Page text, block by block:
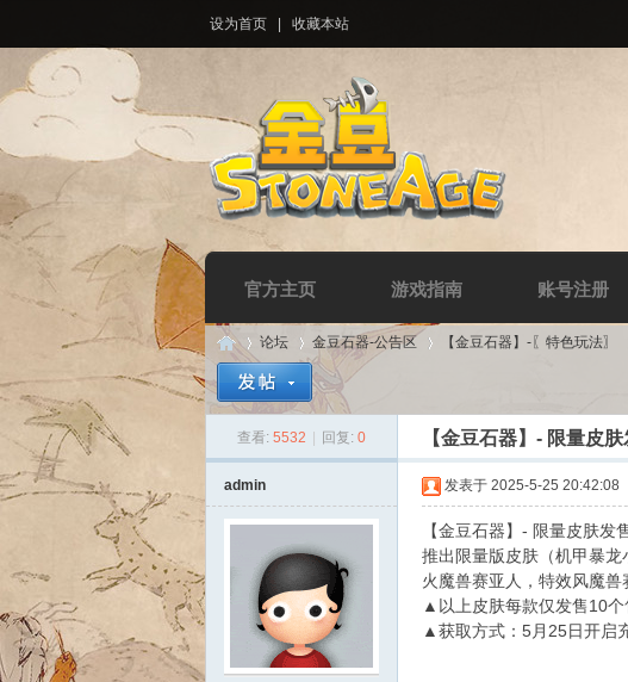
设为首页 收藏本站
官方主页 游戏指南 账号注册
»
论坛
›
金豆石器-公告区 【金豆石器】-〖特色玩法〗
›
查看: 5532 回复: 0 【金豆石器】- 限量皮
admin 发表于 2025-5-25 20:42:08
【金豆石器】- 限量皮肤发
推出限量版皮肤（机甲暴
火魔兽赛亚人，特效风魔兽
▲以上皮肤每款仅发售10个
▲获取方式：5月25日开启